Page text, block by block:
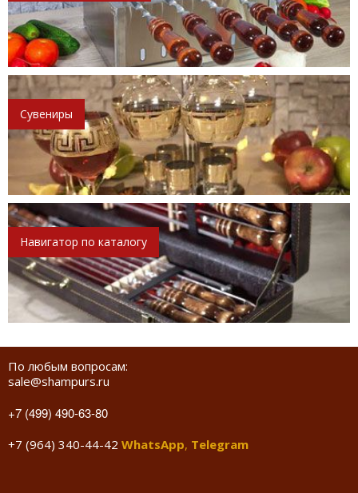
Сувениры
Навигатор по каталогу
По любым вопросам:
sale@shampurs.ru
+7 (499) 490-63-80
+7 (964) 340-44-42 WhatsApp, Telegram